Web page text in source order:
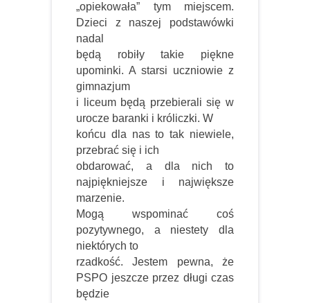
„opiekowała” tym miejscem.
Dzieci z naszej podstawówki
nadal
będą robiły takie piękne
upominki. A starsi uczniowie z
gimnazjum
i liceum będą przebierali się w
urocze baranki i króliczki. W
końcu dla nas to tak niewiele,
przebrać się i ich
obdarować, a dla nich to
najpiękniejsze i największe
marzenie.
Mogą wspominać coś
pozytywnego, a niestety dla
niektórych to
rzadkość. Jestem pewna, że
PSPO jeszcze przez długi czas
będzie